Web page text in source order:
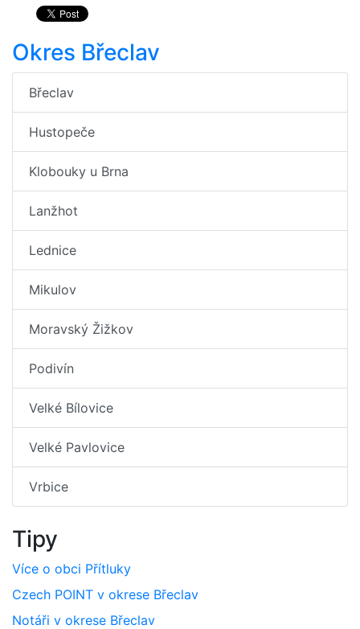
Okres Břeclav
Břeclav
Hustopeče
Klobouky u Brna
Lanžhot
Lednice
Mikulov
Moravský Žižkov
Podivín
Velké Bílovice
Velké Pavlovice
Vrbice
Tipy
Více o obci Přítluky
Czech POINT v okrese Břeclav
Notáři v okrese Břeclav